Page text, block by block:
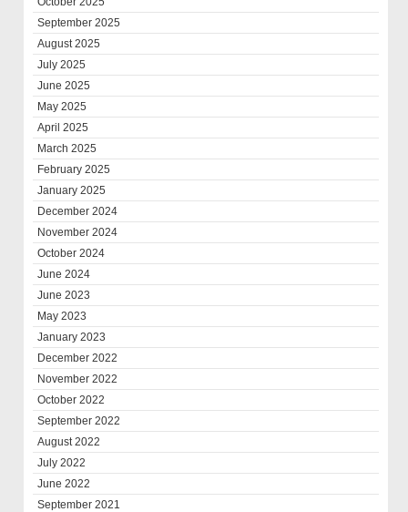
September 2025
August 2025
July 2025
June 2025
May 2025
April 2025
March 2025
February 2025
January 2025
December 2024
November 2024
October 2024
June 2024
June 2023
May 2023
January 2023
December 2022
November 2022
October 2022
September 2022
August 2022
July 2022
June 2022
September 2021